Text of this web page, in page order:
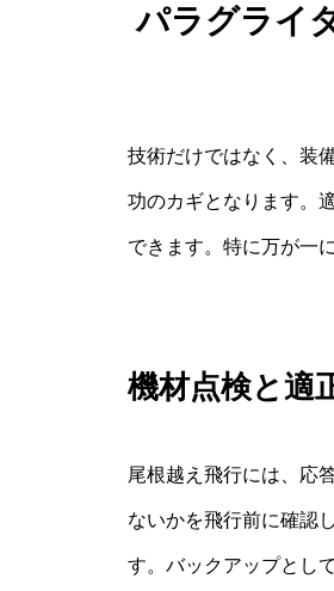
パラグライ
技術だけではなく、装
功のカギとなります。
できます。特に万が一
機材点検と適
尾根越え飛行には、応
ないかを飛行前に確認
す。バックアップとし